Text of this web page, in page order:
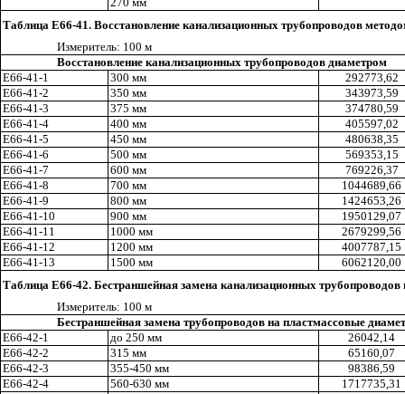
Таблица Е66-41. Восстановление канализационных трубопроводов
Измеритель: 100 м
Восстановление канализационных трубопроводов диаметром
Е66-41-1
300 мм 292773,62
Е66-41-2
350 мм 343973,59
Е66-41-3
375 мм
374780,59
Е66-41-4
400 мм 405597,02
Е66-41-5
450 мм
480638,35
Е66-41-6
500 мм 569353,15
Е66-41-7
600 мм 769226,37
Е66-41-8
700 мм 1044689,66
Е66-41-9
800 мм
1424653,26
Е66-41-10
900 мм 1950129,07
Е66-41-11
1000 мм 2679299,56
Е66-41-12
1200 мм 4007787,15
Е66-41-13 1500 мм 6062120,00
Таблица Е66-42. Бестраншейная замена канализационных
Измеритель: 100 м
Бестраншейная замена трубопроводов на пластмассовые
Е66-42-1
до 250 мм 26042,14
Е66-42-2
315 мм 65160,07
Е66-42-3
355-450 мм 98386,59
Е66-42-4
560-630 мм 1717735,31